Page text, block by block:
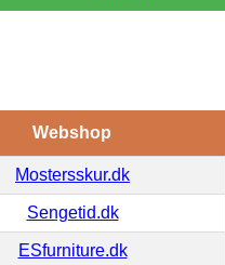
Webshop
Mostersskur.dk
Sengetid.dk
ESfurniture.dk